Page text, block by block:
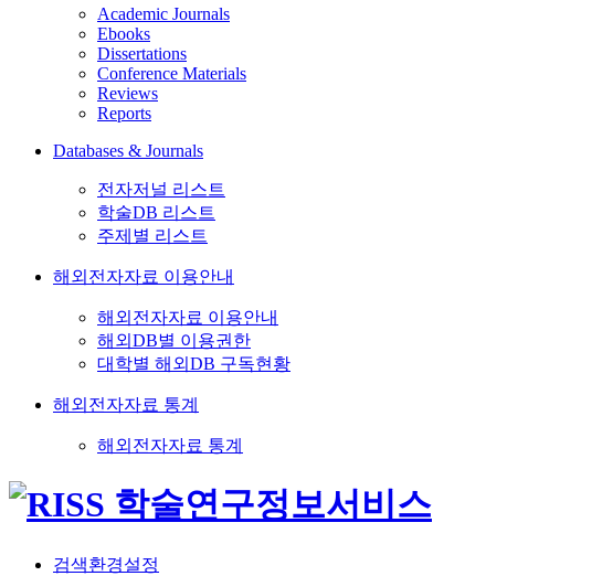
Academic Journals
Ebooks
Dissertations
Conference Materials
Reviews
Reports
Databases & Journals
전자저널 리스트
학술DB 리스트
주제별 리스트
해외전자자료 이용안내
해외전자자료 이용안내
해외DB별 이용권한
대학별 해외DB 구독현황
해외전자자료 통계
해외전자자료 통계
검색환경설정